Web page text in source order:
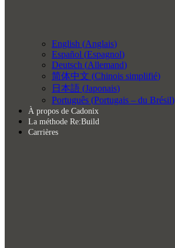
English (Anglais)
Español (Espagnol)
Deutsch (Allemand)
简体中文 (Chinois simplifié)
日本語 (Japonais)
Português (Portugais – du Brésil)
À propos de Cadonix
La méthode Re:Build
Carrières